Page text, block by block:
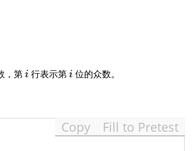
6
，第ii 行表示第ii 位的众数。
Copy Fill to Pretest